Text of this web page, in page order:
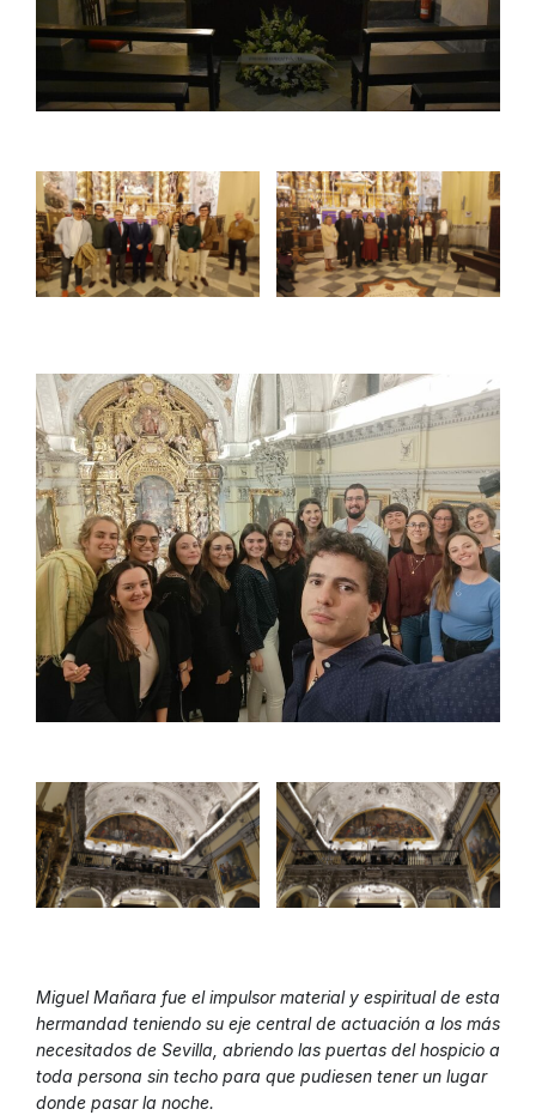
Miguel Mañara fue el impulsor material y espiritual de esta
hermandad teniendo su eje central de actuación a los más
necesitados de Sevilla, abriendo las puertas del hospicio a
toda persona sin techo para que pudiesen tener un lugar
donde pasar la noche.